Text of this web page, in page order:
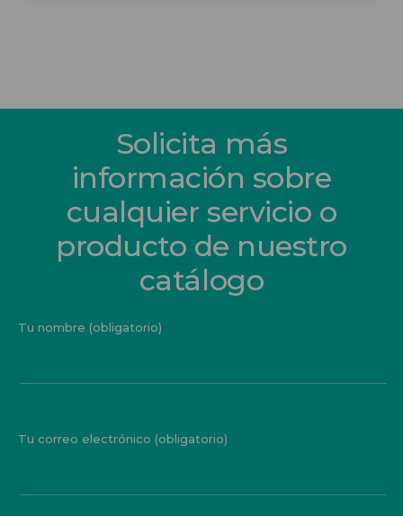
Solicita más
información sobre
cualquier servicio o
producto de nuestro
catálogo
Tu nombre (obligatorio)
Tu correo electrónico (obligatorio)